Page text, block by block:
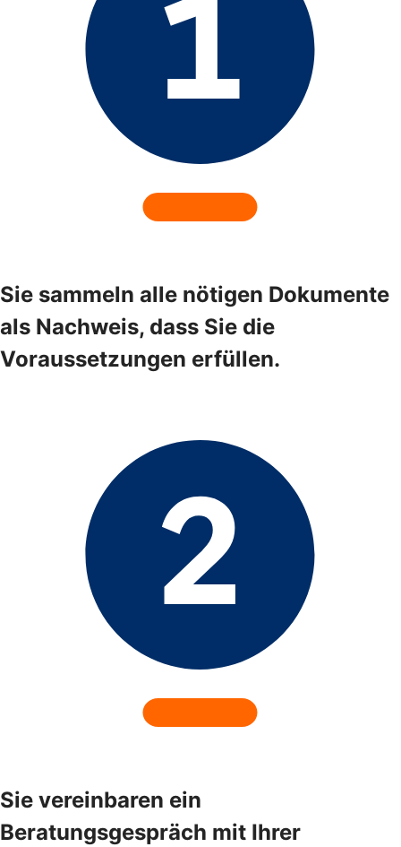
Sie sammeln alle nötigen Dokumente
als Nachweis, dass Sie die
Voraussetzungen erfüllen.
Sie vereinbaren ein
Beratungsgespräch mit Ihrer